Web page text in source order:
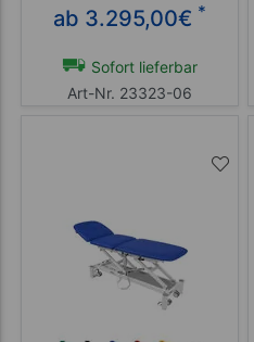
ab 3.295,00€ *
Sofort lieferbar
Art-Nr. 23323-06